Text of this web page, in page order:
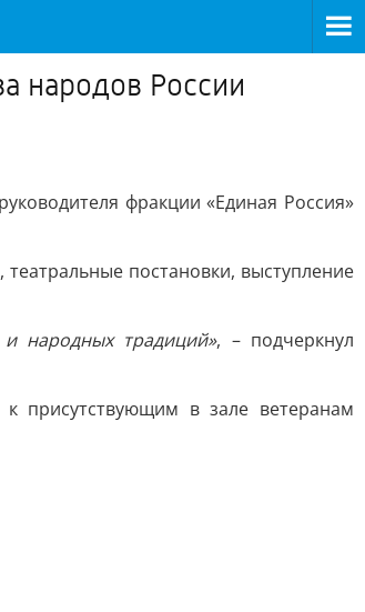
народов России
фракции «Единая Россия»
постановки, выступление
и народных традиций», – подчеркнул
присутствующим в зале ветеранам